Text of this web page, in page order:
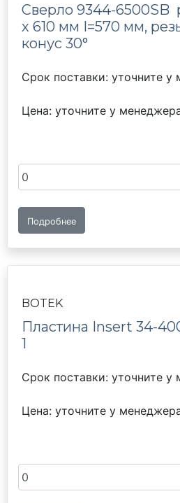
Сверло 9344-6500SB
х 610 мм I=570 мм,
конус 30°
Срок поставки: уточните у
Цена: уточните у
Подробнее
BOTEK
Пластина Insert 34-
1
Срок поставки: уточните у
Цена: уточните у